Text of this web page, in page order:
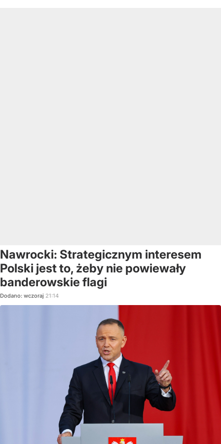
Nawrocki: Strategicznym interesem
Polski jest to, żeby nie powiewały
banderowskie flagi
Dodano: wczoraj 21:14